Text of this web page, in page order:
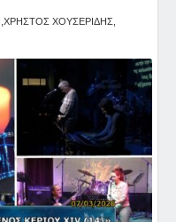
ΧΡΗΣΤΟΣ ΧΟΥΣΕΡΙΔΗΣ